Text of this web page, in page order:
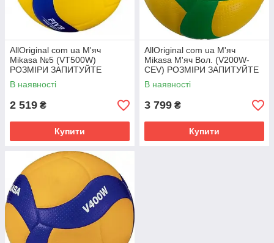
AllOriginal com ua М'яч
Mikasa №5 (VT500W)
РОЗМІРИ ЗАПИТУЙТЕ
В наявності
2 519 ₴
Купити
AllOriginal com ua М'яч
Mikasa М'яч Вол. (V200W-
CEV) РОЗМІРИ ЗАПИТУЙТЕ
В наявності
3 799 ₴
Купити